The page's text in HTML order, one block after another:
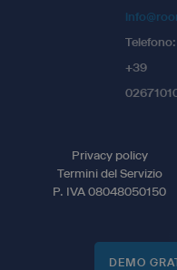
DEMO
Telefono:
+39
Privacy policy
Termini del Servizio
P. IVA 08048050150